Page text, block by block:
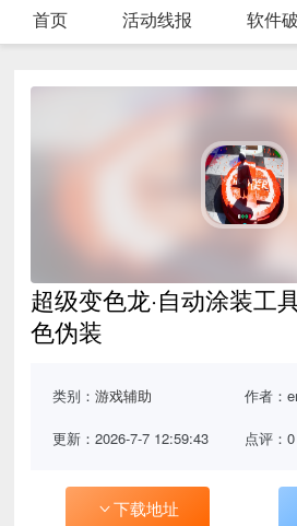
首页 活动线报 软件
超级变色龙·自动涂装工
色伪装
类别：游戏辅助 作者：
更新：2026-7-7 12:59:43 点评：
下载地址